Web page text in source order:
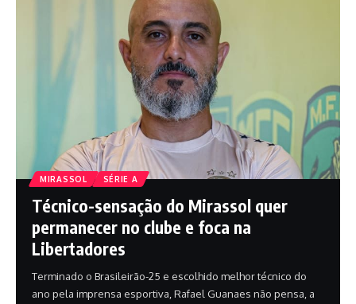
MIRASSOL SÉRIE A
Técnico-sensação do Mirassol quer
permanecer no clube e foca na
Libertadores
Terminado o Brasileirão-25 e escolhido melhor técnico do
ano pela imprensa esportiva, Rafael Guanaes não pensa, a